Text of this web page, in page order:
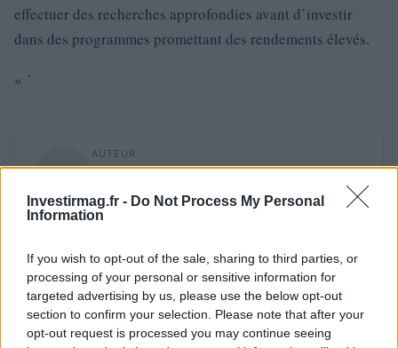
Investirmag.fr - Do Not Process My Personal
Information
If you wish to opt-out of the sale, sharing to third parties, or
processing of your personal or sensitive information for
targeted advertising by us, please use the below opt-out
section to confirm your selection. Please note that after your
opt-out request is processed you may continue seeing
effectuer des recherches approfondies avant d’investir
dans des programmes promettant des rendements élevés.
« `
AUTEUR
Staff